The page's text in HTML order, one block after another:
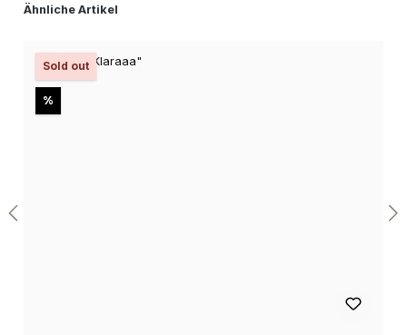
Produktgalerie überspringen
Ähnliche Artikel
Sold out
%Rabatt